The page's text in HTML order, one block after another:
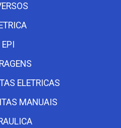
EPI
ELETRICAS
MANUAIS